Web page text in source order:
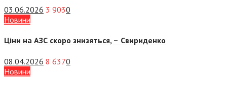
03.06.2026 3 9030
Новини
Ціни на АЗС скоро знизяться, – Свириденко
08.04.2026 8 6370
Новини